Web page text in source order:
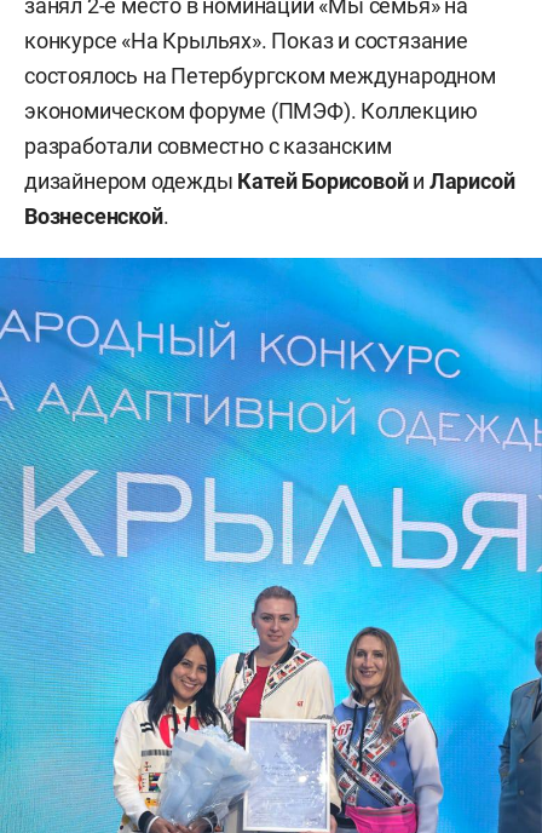
занял 2-е место в номинации «Мы семья» на
конкурсе «На Крыльях». Показ и состязание
состоялось на Петербургском международном
экономическом форуме (ПМЭФ). Коллекцию
разработали совместно с казанским
дизайнером одежды Катей Борисовойи Ларисой
Вознесенской.